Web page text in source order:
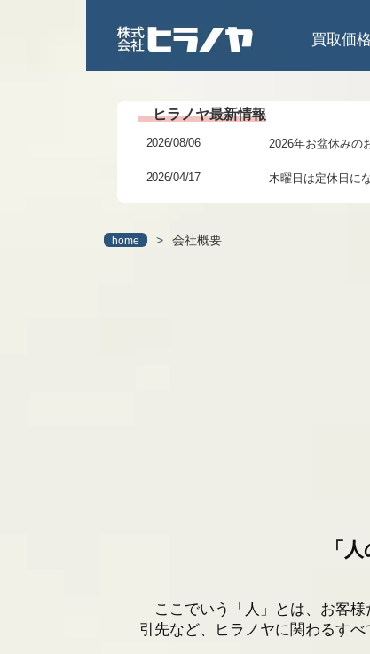
買取価格
2026/08/06 2026年お盆休みの
2026/04/17 木曜日は定休日に
2026/01/24
本日 11/11(火)13
home > 会社概要
「
ここでいう「人」とは、お客様
引先など、ヒラノヤに関わるすべ